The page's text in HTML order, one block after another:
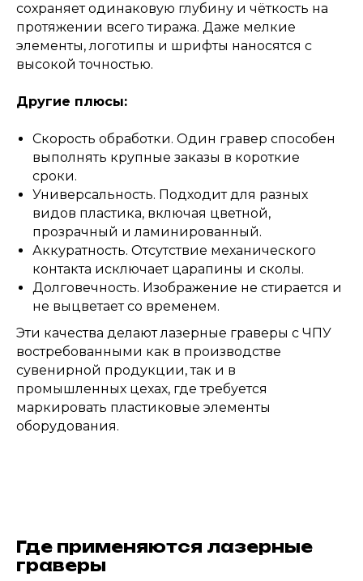
сохраняет одинаковую глубину и чёткость на
протяжении всего тиража. Даже мелкие
элементы, логотипы и шрифты наносятся с
высокой точностью.
Другие плюсы:
Скорость обработки. Один гравер способен
выполнять крупные заказы в короткие
сроки.
Универсальность. Подходит для разных
видов пластика, включая цветной,
прозрачный и ламинированный.
Аккуратность. Отсутствие механического
контакта исключает царапины и сколы.
Долговечность. Изображение не стирается и
не выцветает со временем.
Эти качества делают лазерные граверы с ЧПУ
востребованными как в производстве
сувенирной продукции, так и в
промышленных цехах, где требуется
маркировать пластиковые элементы
оборудования.
Где применяются лазерные
граверы